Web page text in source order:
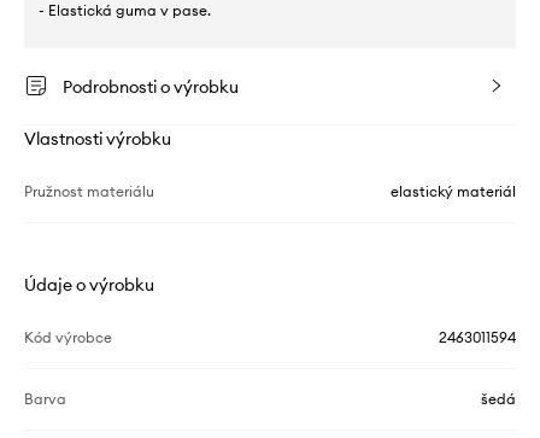
- Elastická guma v pase.
Podrobnosti o výrobku
Vlastnosti výrobku
Pružnost materiálu elastický materiál
Údaje o výrobku
Kód výrobce 2463011594
Barva šedá